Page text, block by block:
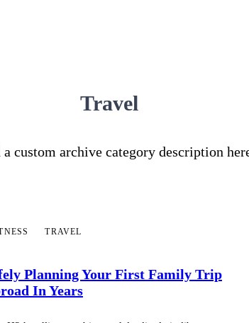
Travel
a custom archive category description
TRAVEL
Planning Your First Family Trip
In Years